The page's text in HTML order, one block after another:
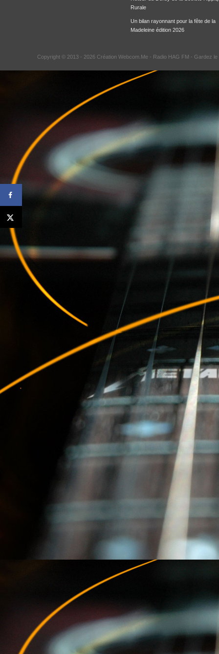
Rurale
Un bilan rayonnant pour la fête de la
Madeleine édition 2026
Copyright © 2013 - 2026 Création Webcom.Me - Radio HAG FM - Gardez le